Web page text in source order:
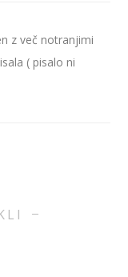
z več notranjimi
( pisalo ni